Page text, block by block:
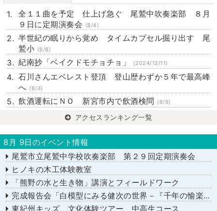
全１１曲を予定 仕上げ急ぐ 尾鷲中吹奏楽部 ８月
９日に定期演奏会 (8/4)
半世紀の眠りから覚め タイムカプセル掘り出す 尾
鷲小 (8/8)
紀南抄「ベイクドモチョチョ」 (2024/12/11)
石川さんエベレスト登頂 登山歴わずか５年で最高峰
へ (8/4)
飲酒運転にＮＯ 新宮市内で飲酒検問 (8/8)
アクセスランキング一覧
8月 9日のイベント情報
尾鷲市立尾鷲中学校吹奏楽部 第２９回定期演奏会
ヒノキの木工体験教室
「熊野の水と生き物」講演とフィールドワーク
完成報告会「白模型にみる健次の世界－『千年の愉楽』『奇蹟』より－」
東紀州キッズ 文化体験ツアー 中高生コース